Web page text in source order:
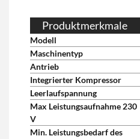
Produktmerkmale
Modell
Maschinentyp
Antrieb
Integrierter Kompressor
Leerlaufspannung
Max Leistungsaufnahme 230
V
Min. Leistungsbedarf des